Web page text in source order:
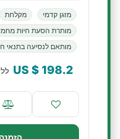
מזגן קדמי מקלחת
מותרת הסעת חיות
מותאם לנסיעה בתנאי
198.2
$ US